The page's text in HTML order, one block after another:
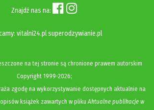
Znajdź nas na:
vitalni24.pl superodzywianie.pl
na tej stronie są chronione prawem autorskim
Copyright1999-2026;
zgodę na wykorzystywanie dostępnych aktualnie na
książek zawartych w plikuAktualne publikacje w